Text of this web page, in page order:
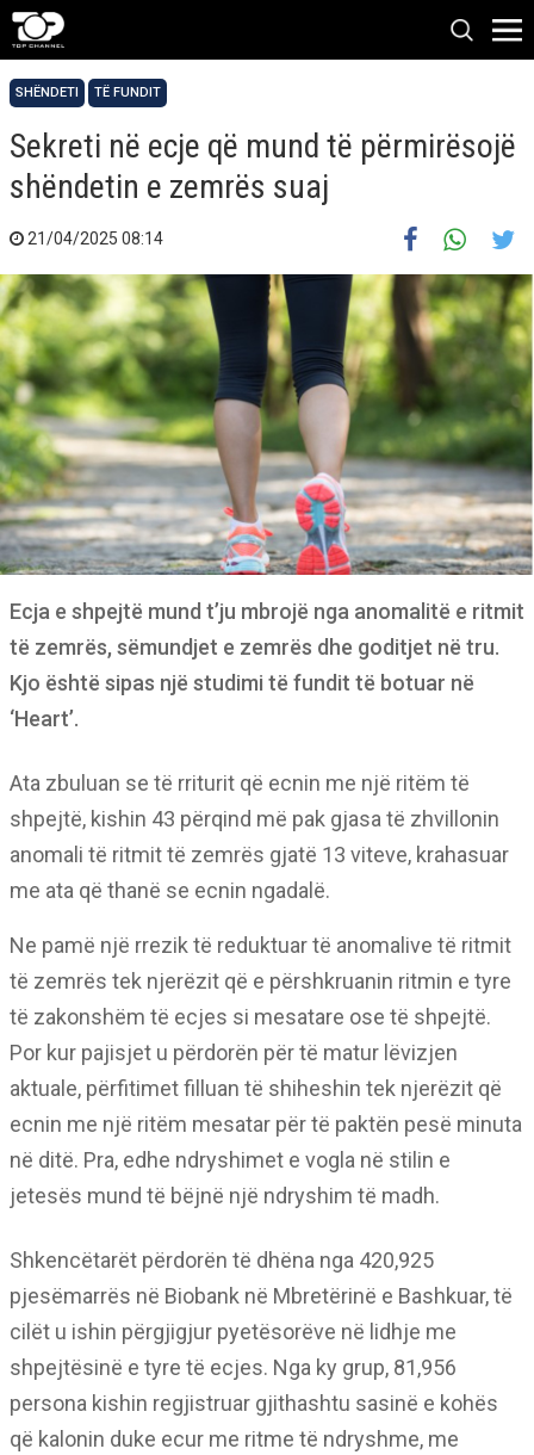
SHËNDETI TË FUNDIT
Sekreti në ecje që mund të përmirësojë
shëndetin e zemrës suaj
21/04/2025 08:14
Ecja e shpejtë mund t’ju mbrojë nga anomalitë e ritmit
të zemrës, sëmundjet e zemrës dhe goditjet në tru.
Kjo është sipas një studimi të fundit të botuar në
‘Heart’.
Ata zbuluan se të rriturit që ecnin me një ritëm të
shpejtë, kishin 43 përqind më pak gjasa të zhvillonin
anomali të ritmit të zemrës gjatë 13 viteve, krahasuar
me ata që thanë se ecnin ngadalë.
Ne pamë një rrezik të reduktuar të anomalive të ritmit
të zemrës tek njerëzit që e përshkruanin ritmin e tyre
të zakonshëm të ecjes si mesatare ose të shpejtë.
Por kur pajisjet u përdorën për të matur lëvizjen
aktuale, përfitimet filluan të shiheshin tek njerëzit që
ecnin me një ritëm mesatar për të paktën pesë minuta
në ditë. Pra, edhe ndryshimet e vogla në stilin e
jetesës mund të bëjnë një ndryshim të madh.
Shkencëtarët përdorën të dhëna nga 420,925
pjesëmarrës në Biobank në Mbretërinë e Bashkuar, të
cilët u ishin përgjigjur pyetësorëve në lidhje me
shpejtësinë e tyre të ecjes. Nga ky grup, 81,956
persona kishin regjistruar gjithashtu sasinë e kohës
që kalonin duke ecur me ritme të ndryshme, me